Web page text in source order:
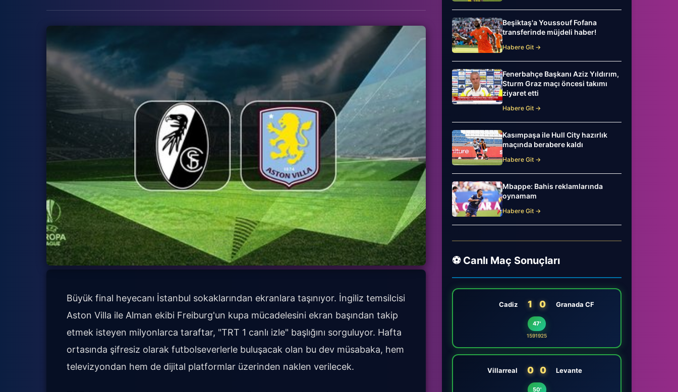
Büyük final heyecanı İstanbul sokaklarından ekranlara taşınıyor. İngiliz temsilcisi
Aston Villa ile Alman ekibi Freiburg'un kupa mücadelesini ekran başından takip
etmek isteyen milyonlarca taraftar, "TRT 1 canlı izle" başlığını sorguluyor. Hafta
ortasında şifresiz olarak futbolseverlerle buluşacak olan bu dev müsabaka, hem
televizyondan hem de dijital platformlar üzerinden naklen verilecek.
Beşiktaş'a Youssouf Fofana
transferinde müjdeli haber!
Habere Git →
Fenerbahçe Başkanı Aziz Yıldırım,
Sturm Graz maçı öncesi takımı
ziyaret etti
Habere Git →
Kasımpaşa ile Hull City hazırlık
maçında berabere kaldı
Habere Git →
Mbappe: Bahis reklamlarında
oynamam
Habere Git →
⚽ Canlı Maç Sonuçları
Cadiz 1 0 Granada CF
47'
1591925
Villarreal 0 0 Levante
50'